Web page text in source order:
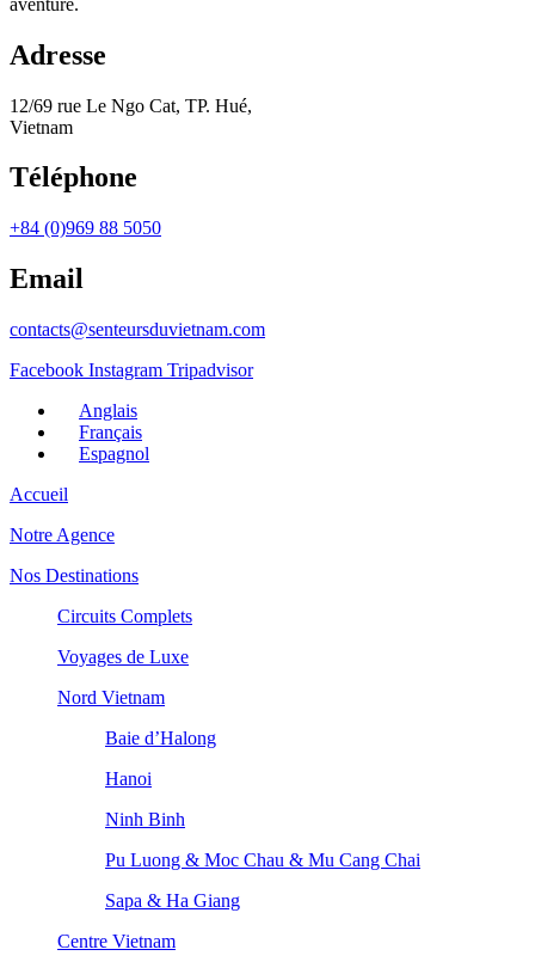
Adresse
12/69 rue Le Ngo Cat, TP. Hué,
Vietnam
Téléphone
+84 (0)969 88 5050
Email
contacts@senteursduvietnam.com
Facebook Instagram Tripadvisor
Anglais
Français
Espagnol
Accueil
Notre Agence
Nos Destinations
Circuits Complets
Voyages de Luxe
Nord Vietnam
Baie d’Halong
Hanoi
Ninh Binh
Pu Luong & Moc Chau & Mu Cang Chai
Sapa & Ha Giang
Centre Vietnam